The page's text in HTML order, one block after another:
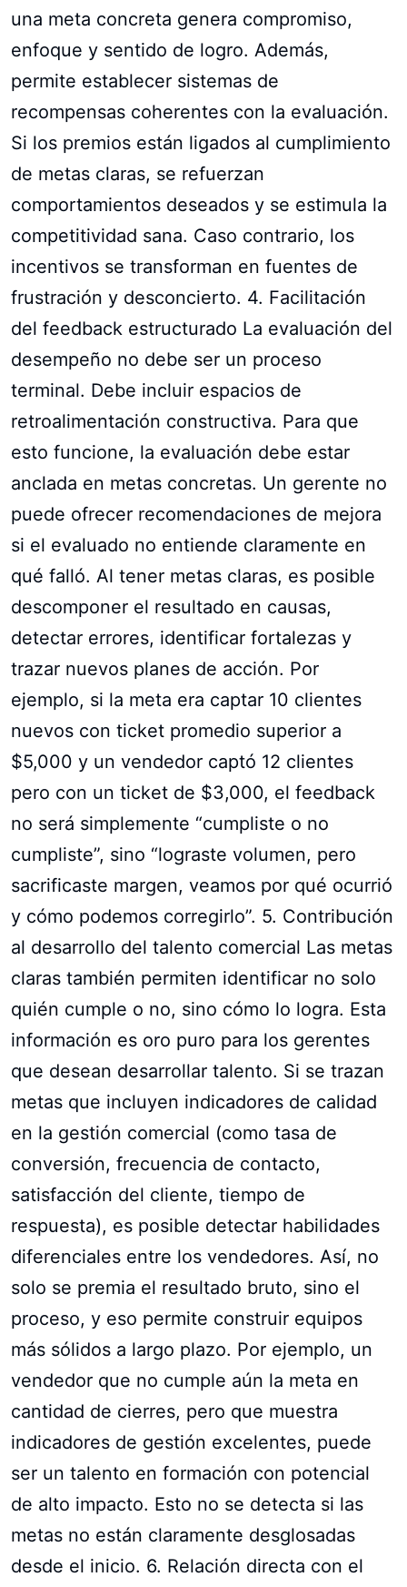
una meta concreta genera compromiso,
enfoque y sentido de logro. Además,
permite establecer sistemas de
recompensas coherentes con la evaluación.
Si los premios están ligados al cumplimiento
de metas claras, se refuerzan
comportamientos deseados y se estimula la
competitividad sana. Caso contrario, los
incentivos se transforman en fuentes de
frustración y desconcierto. 4. Facilitación
del feedback estructurado La evaluación del
desempeño no debe ser un proceso
terminal. Debe incluir espacios de
retroalimentación constructiva. Para que
esto funcione, la evaluación debe estar
anclada en metas concretas. Un gerente no
puede ofrecer recomendaciones de mejora
si el evaluado no entiende claramente en
qué falló. Al tener metas claras, es posible
descomponer el resultado en causas,
detectar errores, identificar fortalezas y
trazar nuevos planes de acción. Por
ejemplo, si la meta era captar 10 clientes
nuevos con ticket promedio superior a
$5,000 y un vendedor captó 12 clientes
pero con un ticket de $3,000, el feedback
no será simplemente “cumpliste o no
cumpliste”, sino “lograste volumen, pero
sacrificaste margen, veamos por qué ocurrió
y cómo podemos corregirlo”. 5. Contribución
al desarrollo del talento comercial Las metas
claras también permiten identificar no solo
quién cumple o no, sino cómo lo logra. Esta
información es oro puro para los gerentes
que desean desarrollar talento. Si se trazan
metas que incluyen indicadores de calidad
en la gestión comercial (como tasa de
conversión, frecuencia de contacto,
satisfacción del cliente, tiempo de
respuesta), es posible detectar habilidades
diferenciales entre los vendedores. Así, no
solo se premia el resultado bruto, sino el
proceso, y eso permite construir equipos
más sólidos a largo plazo. Por ejemplo, un
vendedor que no cumple aún la meta en
cantidad de cierres, pero que muestra
indicadores de gestión excelentes, puede
ser un talento en formación con potencial
de alto impacto. Esto no se detecta si las
metas no están claramente desglosadas
desde el inicio. 6. Relación directa con el